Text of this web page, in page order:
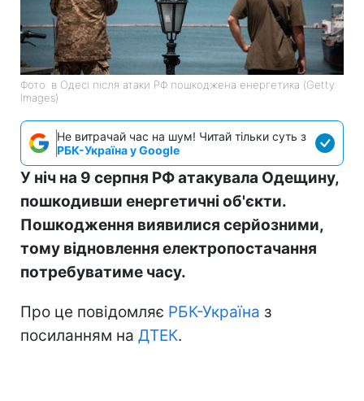
Фото: в Одесі після атаки РФ пошкоджена енергетика (Getty
Images)
Не витрачай час на шум! Читай тільки суть з
РБК-Україна у Google
У ніч на 9 серпня РФ атакувала Одещину,
пошкодивши енергетичні об'єкти.
Пошкодження виявилися серйозними,
тому відновлення електропостачання
потребуватиме часу.
Про це повідомляє РБК-Україна з
посиланням на ДТЕК.